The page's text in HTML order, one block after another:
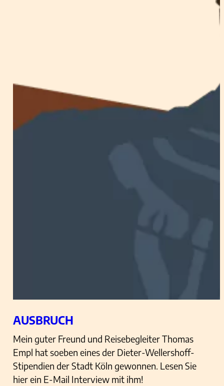
AUSBRUCH
Mein guter Freund und Reisebegleiter Thomas
Empl hat soeben eines der Dieter-Wellershoff-
Stipendien der Stadt Köln gewonnen. Lesen Sie
hier ein E-Mail Interview mit ihm!